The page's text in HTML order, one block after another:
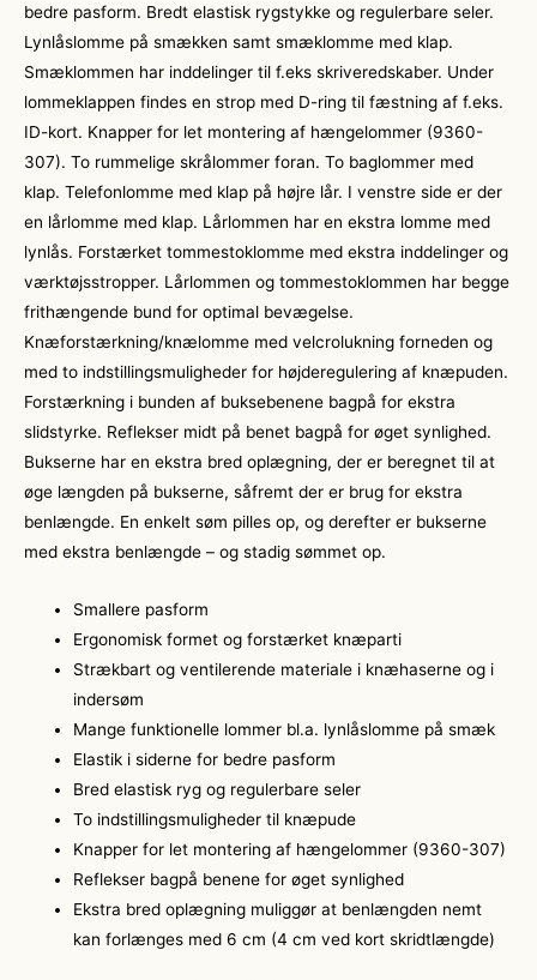
bedre pasform. Bredt elastisk rygstykke og regulerbare seler.
Lynlåslomme på smækken samt smæklomme med klap.
Smæklommen har inddelinger til f.eks skriveredskaber. Under
lommeklappen findes en strop med D-ring til fæstning af f.eks.
ID-kort. Knapper for let montering af hængelommer (9360-
307). To rummelige skrålommer foran. To baglommer med
klap. Telefonlomme med klap på højre lår. I venstre side er der
en lårlomme med klap. Lårlommen har en ekstra lomme med
lynlås. Forstærket tommestoklomme med ekstra inddelinger og
værktøjsstropper. Lårlommen og tommestoklommen har begge
frithængende bund for optimal bevægelse.
Knæforstærkning/knælomme med velcrolukning forneden og
med to indstillingsmuligheder for højderegulering af knæpuden.
Forstærkning i bunden af buksebenene bagpå for ekstra
slidstyrke. Reflekser midt på benet bagpå for øget synlighed.
Bukserne har en ekstra bred oplægning, der er beregnet til at
øge længden på bukserne, såfremt der er brug for ekstra
benlængde. En enkelt søm pilles op, og derefter er bukserne
med ekstra benlængde – og stadig sømmet op.
Smallere pasform
Ergonomisk formet og forstærket knæparti
Strækbart og ventilerende materiale i knæhaserne og i
indersøm
Mange funktionelle lommer bl.a. lynlåslomme på smæk
Elastik i siderne for bedre pasform
Bred elastisk ryg og regulerbare seler
To indstillingsmuligheder til knæpude
Knapper for let montering af hængelommer (9360-307)
Reflekser bagpå benene for øget synlighed
Ekstra bred oplægning muliggør at benlængden nemt
kan forlænges med 6 cm (4 cm ved kort skridtlængde)